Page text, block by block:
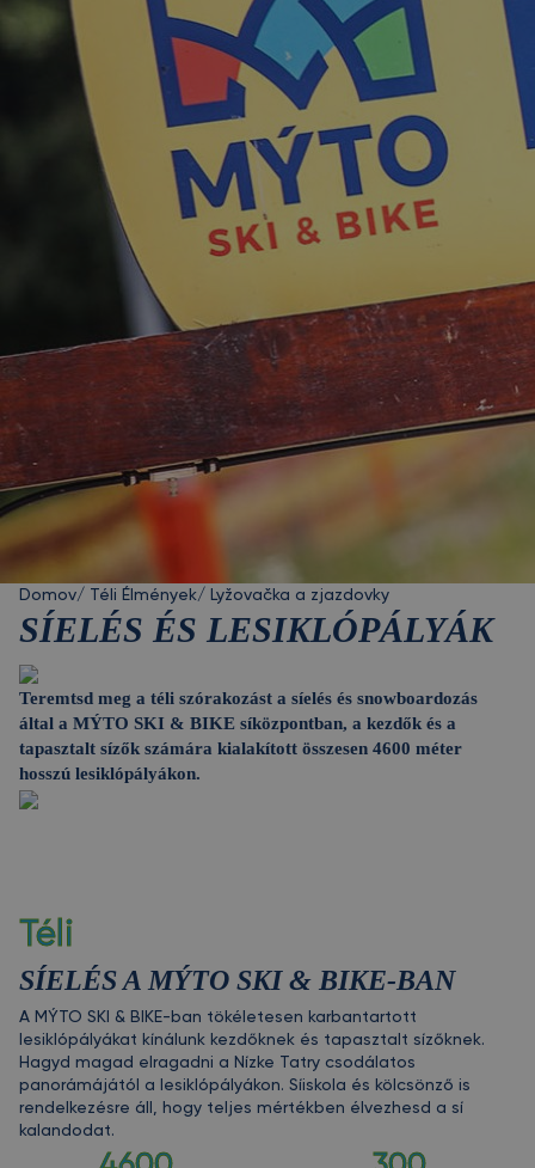
Domov/ Téli Élmények/ Lyžovačka a zjazdovky
SÍELÉS ÉS LESIKLÓPÁLYÁK
Teremtsd meg a téli szórakozást a síelés és snowboardozás
által a MÝTO SKI & BIKE síközpontban, a kezdők és a
tapasztalt sízők számára kialakított összesen 4600 méter
hosszú lesiklópályákon.
Téli
SÍELÉS A MÝTO SKI & BIKE-BAN
A MÝTO SKI & BIKE-ban tökéletesen karbantartott
lesiklópályákat kínálunk kezdőknek és tapasztalt sízőknek.
Hagyd magad elragadni a Nízke Tatry csodálatos
panorámájától a lesiklópályákon. Síiskola és kölcsönző is
rendelkezésre áll, hogy teljes mértékben élvezhesd a sí
kalandodat.